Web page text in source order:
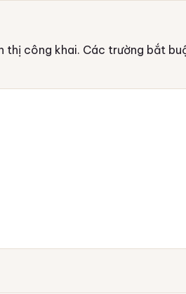
thị công khai. Các trường bắt